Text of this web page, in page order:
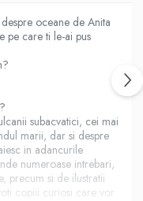
oceane de Anita
pe care ti le-ai pus
subacvatici, cei mai
marii, dar si despre
in adancurile
numeroase intrebari,
precum si de ilustratii
copiii curiosi care vor